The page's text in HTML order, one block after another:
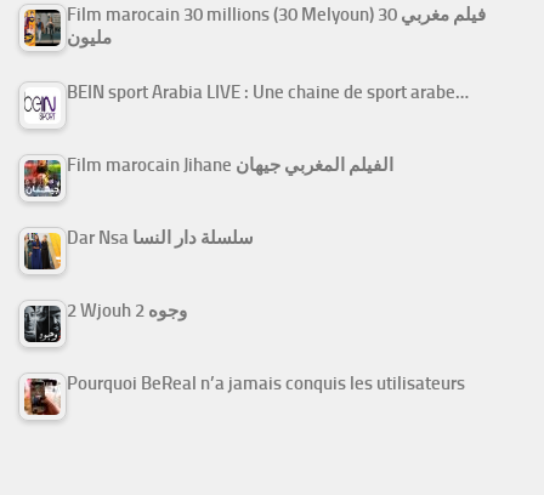
Film marocain 30 millions (30 Melyoun) فيلم مغربي 30
مليون
BEIN sport Arabia LIVE : Une chaine de sport arabe…
Film marocain Jihane الفيلم المغربي جيهان
Dar Nsa سلسلة دار النسا
2 Wjouh 2 وجوه
Pourquoi BeReal n’a jamais conquis les utilisateurs